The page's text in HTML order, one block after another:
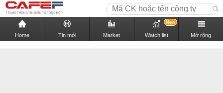
Home Tin mới Market Watch list
New
Mở rộng